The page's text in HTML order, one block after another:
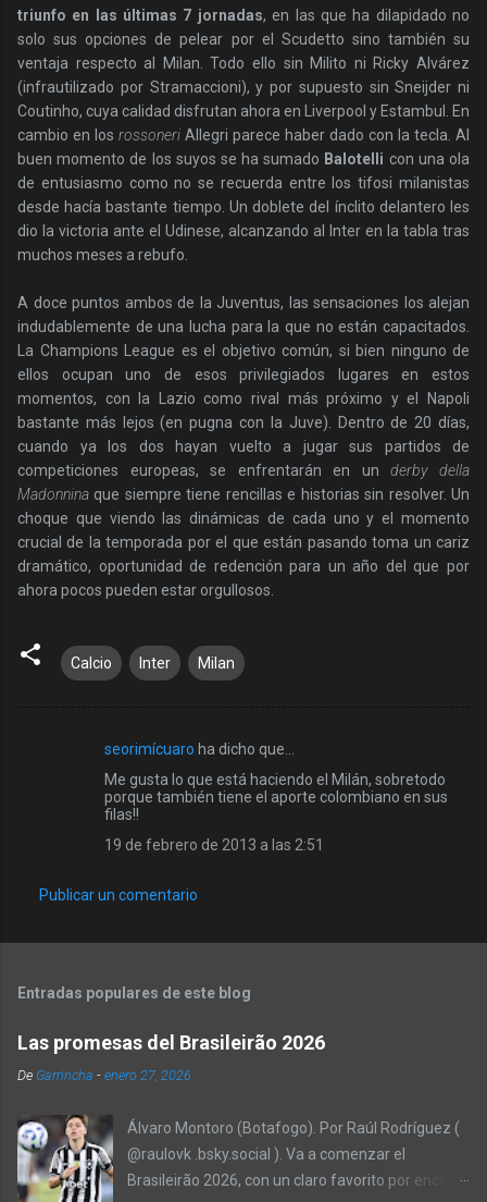
triunfo en las últimas 7 jornadas, en las que ha dilapidado no
solo sus opciones de pelear por el Scudetto sino también su
ventaja respecto al Milan. Todo ello sin Milito ni Ricky Alvárez
(infrautilizado por Stramaccioni), y por supuesto sin Sneijder ni
Coutinho, cuya calidad disfrutan ahora en Liverpool y Estambul. En
cambio en los rossoneri Allegri parece haber dado con la tecla. Al
buen momento de los suyos se ha sumado Balotelli con una ola
de entusiasmo como no se recuerda entre los tifosi milanistas
desde hacía bastante tiempo. Un doblete del ínclito delantero les
dio la victoria ante el Udinese, alcanzando al Inter en la tabla tras
muchos meses a rebufo.
A doce puntos ambos de la Juventus, las sensaciones los alejan
indudablemente de una lucha para la que no están capacitados.
La Champions League es el objetivo común, si bien ninguno de
ellos ocupan uno de esos privilegiados lugares en estos
momentos, con la Lazio como rival más próximo y el Napoli
bastante más lejos (en pugna con la Juve). Dentro de 20 días,
cuando ya los dos hayan vuelto a jugar sus partidos de
competiciones europeas, se enfrentarán en underby della
Madonnina que siempre tiene rencillas e historias sin resolver. Un
choque que viendo las dinámicas de cada uno y el momento
crucial de la temporada por el que están pasando toma un cariz
dramático, oportunidad de redención para un año del que por
ahora pocos pueden estar orgullosos.
Calcio Inter Milan
n
a
i
o
s
seorimícuaro ha dicho que…
Me gusta lo que está haciendo el Milán, sobretodo
porque también tiene el aporte colombiano en sus
filas!!
19 de febrero de 2013 a las 2:51
Publicar un comentario
Entradas populares de este blog
Las promesas del Brasileirão 2026
De Garrincha - enero 27, 2026
Álvaro Montoro (Botafogo). Por Raúl Rodríguez (
@raulovk .bsky.social ). Va a comenzar el
Brasileirão 2026, con un claro favorito por encima